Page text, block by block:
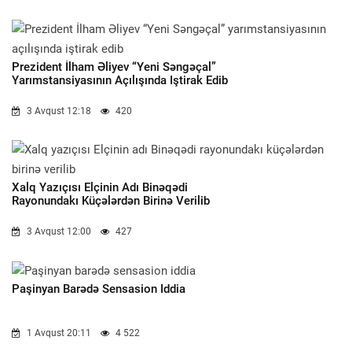
Prezident İlham Əliyev “Yeni Səngəçal”
Yarımstansiyasının Açılışında Iştirak Edib
3 Avqust 12:18 420
Xalq Yazıçısı Elçinin Adı Binəqədi
Rayonundakı Küçələrdən Birinə Verilib
3 Avqust 12:00 427
Paşinyan Barədə Sensasion Iddia
1 Avqust 20:11 4 522